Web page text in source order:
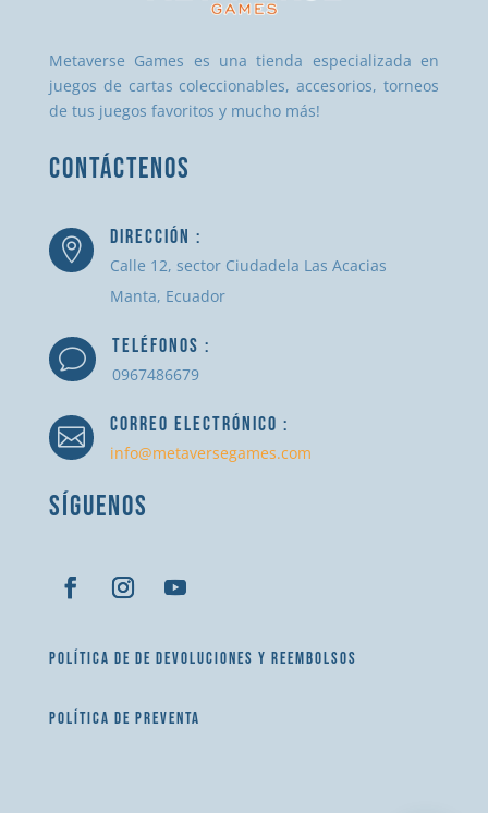
Metaverse Games es una tienda especializada en
juegos de cartas coleccionables, accesorios, torneos
de tus juegos favoritos y mucho más!
CONTÁCTENOS
 DIRECCIÓN :
Calle 12, sector Ciudadela Las Acacias
Manta, Ecuador
v TELÉFONOS :
0967486679
 CORREO ELECTRÓNICO :
info@metaversegames.com
SÍGUENOS
POLÍTICA DE DE DEVOLUCIONES Y REEMBOLSOS
POLÍTICA DE PREVENTA